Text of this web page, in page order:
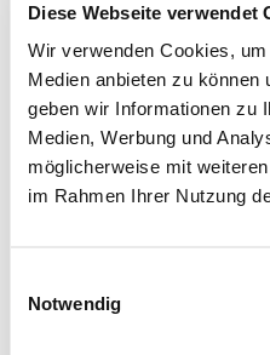
Diese Webseite verwendet
Wir verwenden Cookies,
Medien anbieten zu
geben wir Informationen zu
Medien, Werbung und
möglicherweise mit
im Rahmen Ihrer Nutzung
Notwendig